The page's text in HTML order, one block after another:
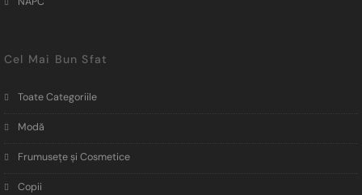
Cel Mai Bun Sfat
Toate Categoriile
Modă
Frumusețe și Cosmetice
Copii